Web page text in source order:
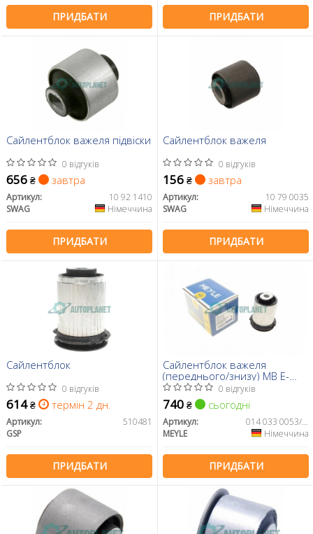
ПРИДБАТИ ПРИДБАТИ
Сайлентблок важеля підвіски
0 відгуків
656 ₴ завтра
Артикул:
10 92 1410
SWAG
Німеччина
ПРИДБАТИ
Сайлентблок важеля
0 відгуків
156 ₴ завтра
Артикул:
10 79 0035
SWAG
Німеччина
ПРИДБАТИ
Сайлентблок
0 відгуків
614₴ термін 2 дн.
Артикул:
510481
GSP
ПРИДБАТИ
Сайлентблок важеля
(переднього/знизу) MB E-
class (W211/W220) 95-09
0 відгуків
740 ₴ сьогодні
Артикул:
014 033 0053/HD
MEYLE
Німеччина
ПРИДБАТИ